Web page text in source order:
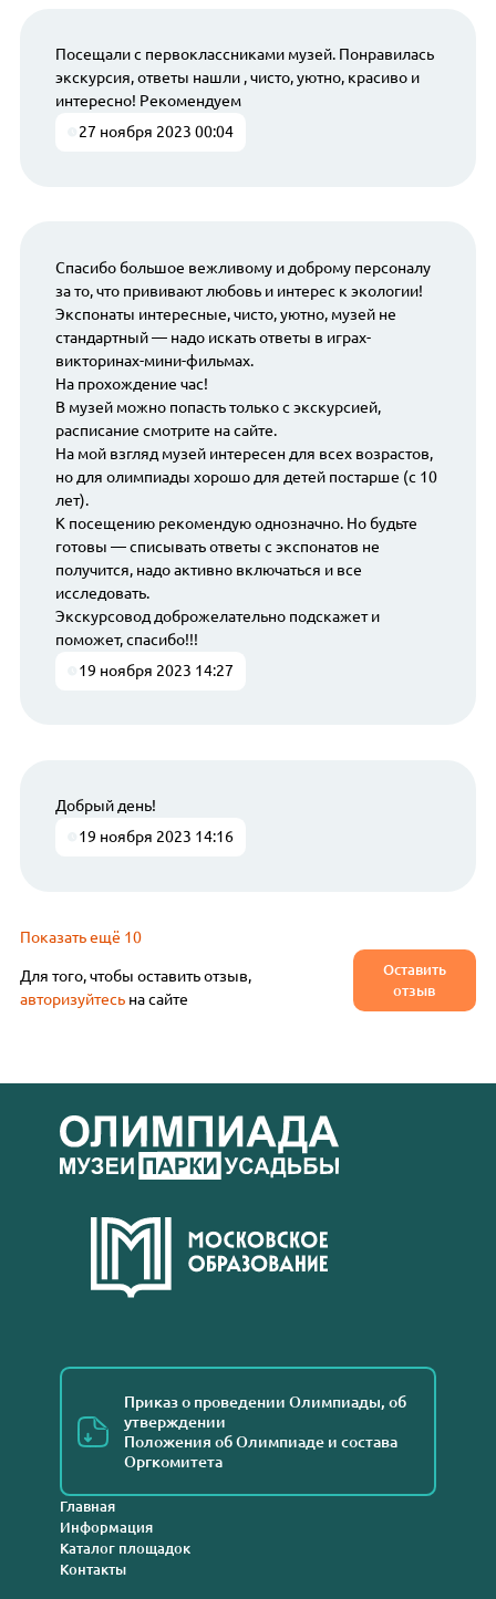
Посещали с первоклассниками музей. Понравилась
экскурсия, ответы нашли , чисто, уютно, красиво и
интересно! Рекомендуем
27 ноября 2023 00:04
Спасибо большое вежливому и доброму персоналу
за то, что прививают любовь и интерес к экологии!
Экспонаты интересные, чисто, уютно, музей не
стандартный — надо искать ответы в играх-
викторинах-мини-фильмах.
На прохождение час!
В музей можно попасть только с экскурсией,
расписание смотрите на сайте.
На мой взгляд музей интересен для всех возрастов,
но для олимпиады хорошо для детей постарше (с 10
лет).
К посещению рекомендую однозначно. Но будьте
готовы — списывать ответы с экспонатов не
получится, надо активно включаться и все
исследовать.
Экскурсовод доброжелательно подскажет и
поможет, спасибо!!!
19 ноября 2023 14:27
Добрый день!
19 ноября 2023 14:16
Показать ещё 10
Для того, чтобы оставить отзыв,
авторизуйтесь на сайте
Оставить
отзыв
Приказ о проведении Олимпиады, об
утверждении
Положения об Олимпиаде и состава
Оргкомитета
Главная
Информация
Каталог площадок
Контакты